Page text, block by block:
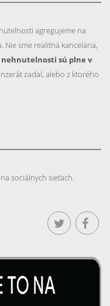
agregujeme na
Nie sme realitná kancelária,
sú plne v
zadal, alebo z ktorého
sociálnych sieťach.